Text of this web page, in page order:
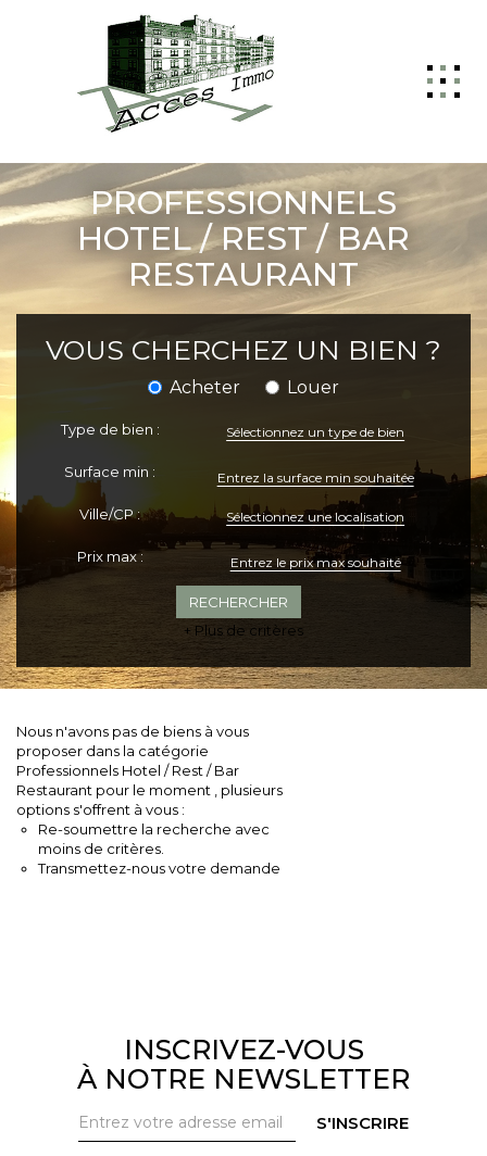
ACCUEIL
GESTION
VENTE
LOCATION
NOTRE AGENCE
NOUS CONTACTER
PROFESSIONNELS
HOTEL / REST / BAR
RESTAURANT
VOUS CHERCHEZ UN BIEN ?
Acheter Louer
Type de bien : Sélectionnez un type de bien
Surface min :
Ville/CP : Sélectionnez une localisation
Prix max :
+ Plus de critères
Nous n'avons pas de biens à vous
proposer dans la catégorie
Professionnels Hotel / Rest / Bar
Restaurant pour le moment , plusieurs
options s'offrent à vous :
Re-soumettre la recherche avec
moins de critères.
Transmettez-nous votre demande
INSCRIVEZ-VOUS
À NOTRE NEWSLETTER
S'INSCRIRE